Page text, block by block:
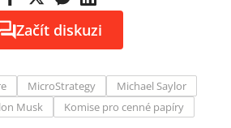
Začít diskuzi
MicroStrategy
Michael Saylor
Musk
Komise pro cenné papíry